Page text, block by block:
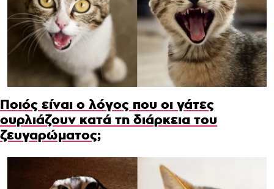
Ποιός είναι ο λόγος που οι γάτες
ουρλιάζουν κατά τη διάρκεια του
ζευγαρώματος;